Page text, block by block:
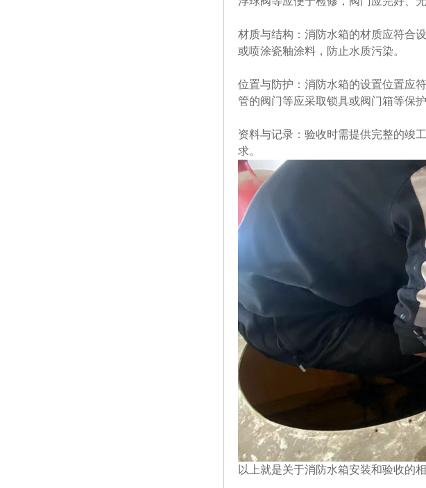
材质与结构‌：消防水箱的材质应符合
或喷涂瓷釉涂料，防止水质污染。
位置与防护‌：消防水箱的设置位置应
管的阀门等应采取锁具或阀门箱等保护
资料与记录‌：验收时需提供完整的竣
求。
以上就是关于消防水箱安装和验收的